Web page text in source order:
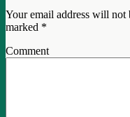
Your email address will not
marked *
Comment